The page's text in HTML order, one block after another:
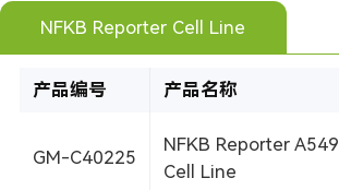
NFKB Reporter Cell Line
产品编号 产品名称
GM-C40225
NFKB Reporter A549
Cell Line